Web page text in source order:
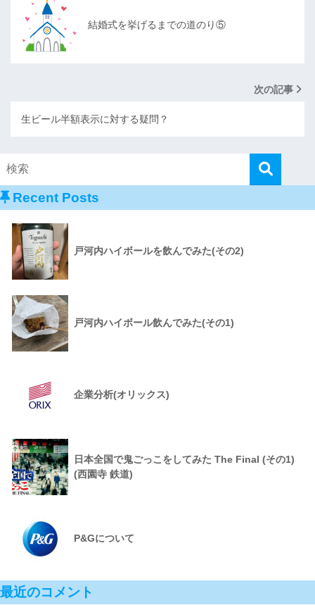
結婚式を挙げるまでの道のり⑤
次の記事
生ビール半額表示に対する疑問？
Recent Posts
戸河内ハイボールを飲んでみた(その2)
戸河内ハイボール飲んでみた(その1)
企業分析(オリックス)
日本全国で鬼ごっこをしてみた The Final (その1)
(西園寺 鉄道)
P&Gについて
最近のコメント